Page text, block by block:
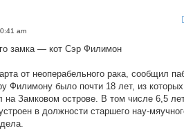
am
замка — кот Сэр Филимон
от неоперабельного рака, сообщил
Филимону было почти 18 лет, из которых
на Замковом острове. В том числе 6,5
в должности старшего нау-